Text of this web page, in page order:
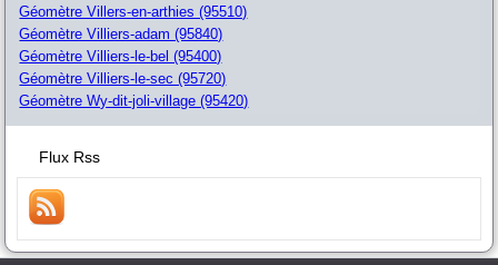
Géomètre Villers-en-arthies (95510)
Géomètre Villiers-adam (95840)
Géomètre Villiers-le-bel (95400)
Géomètre Villiers-le-sec (95720)
Géomètre Wy-dit-joli-village (95420)
Flux Rss